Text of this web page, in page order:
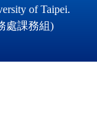
of Taipei.
處課務組)